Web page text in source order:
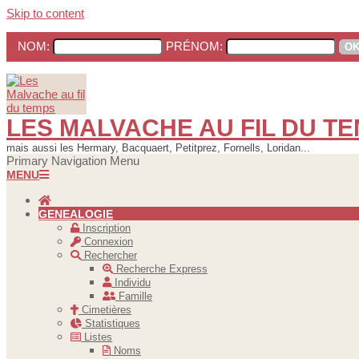
Skip to content
NOM: PRÉNOM:
LES MALVACHE AU FIL DU
mais aussi les Hermary, Bacquaert, Petitprez, Fornells, Loridan...
Primary Navigation Menu
MENU
GENEALOGIE
Inscription
Connexion
Rechercher
Recherche Express
Individu
Famille
Cimetières
Statistiques
Listes
Noms